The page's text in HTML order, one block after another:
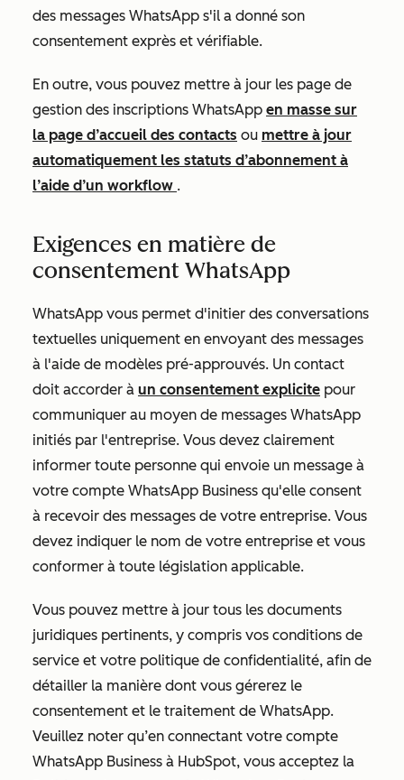
des messages WhatsApp s'il a donné son
consentement exprès et vérifiable.
En outre, vous pouvez mettre à jour les page de
gestion des inscriptions WhatsApp en masse sur
la page d’accueil des contacts ou mettre à jour
automatiquement les statuts d’abonnement à
l’aide d’un workflow .
Exigences en matière de
consentement WhatsApp
WhatsApp vous permet d'initier des conversations
textuelles uniquement en envoyant des messages
à l'aide de modèles pré-approuvés. Un contact
doit accorder à un consentement explicite pour
communiquer au moyen de messages WhatsApp
initiés par l'entreprise. Vous devez clairement
informer toute personne qui envoie un message à
votre compte WhatsApp Business qu'elle consent
à recevoir des messages de votre entreprise. Vous
devez indiquer le nom de votre entreprise et vous
conformer à toute législation applicable.
Vous pouvez mettre à jour tous les documents
juridiques pertinents, y compris vos conditions de
service et votre politique de confidentialité, afin de
détailler la manière dont vous gérerez le
consentement et le traitement de WhatsApp.
Veuillez noter qu’en connectant votre compte
WhatsApp Business à HubSpot, vous acceptez la